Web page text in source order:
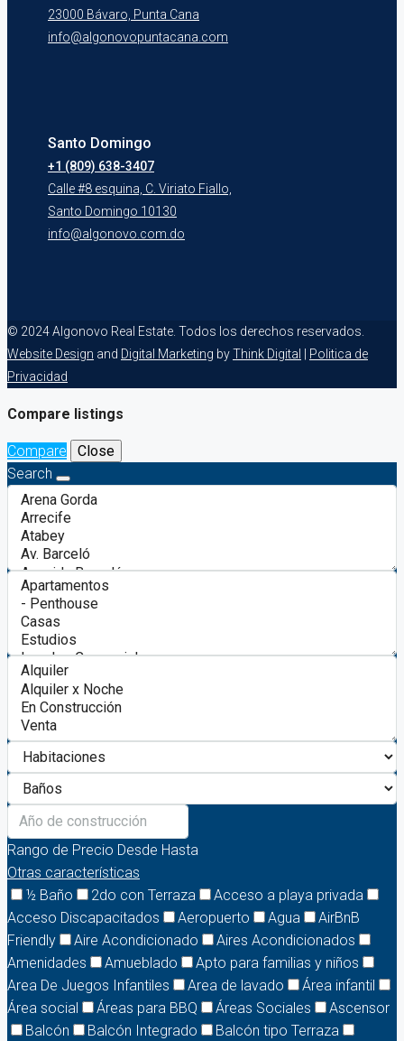
23000 Bávaro, Punta Cana
info@algonovopuntacana.com
Santo Domingo
+1 (809) 638-3407
Calle #8 esquina, C. Viriato Fiallo,
Santo Domingo 10130
info@algonovo.com.do
© 2024 Algonovo Real Estate. Todos los derechos reservados.
Website Design and Digital Marketing byThink Digital
Politica de
Privacidad
Compare listings
Compare
Close
Search
Rango de Precio Desde Hasta
Otras características
½ Baño
2do con Terraza
Acceso a playa privada
Acceso Discapacitados
Aeropuerto Agua
AirBnB
Friendly
Aire Acondicionado
Aires Acondicionados
Amenidades
Amueblado
Apto para familias y niños
Area De Juegos Infantiles
Area de lavado
Área infantil
Área social
Áreas para BBQ Áreas Sociales
Ascensor
Balcón
Balcón Integrado
Balcón tipo Terraza